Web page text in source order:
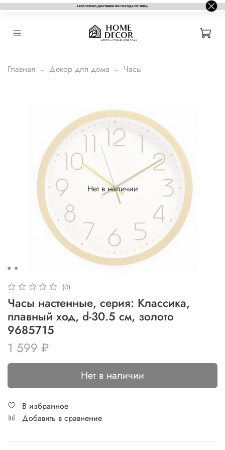
Главная Декор для дома Часы
Нет в наличии
(0)
Часы настенные, серия: Классика,
плавный ход, d-30.5 см, золото
9685715
1 599 ₽
Нет в наличии
В избранное
Добавить в сравнение